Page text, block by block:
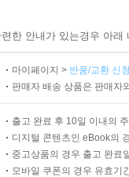
한 안내가 있는경우 아
마이페이지 > 반품/교환 신
판매자 배송 상품은 판매자
출고 완료 후 10일 이내의
디지털 콘텐츠인 eBook의
중고상품의 경우 출고 완료
모바일 쿠폰의 경우 유효기